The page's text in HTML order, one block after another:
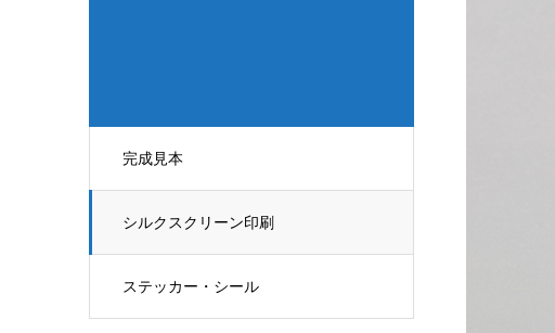
完成見本
シルクスクリーン印刷
ステッカー・シール